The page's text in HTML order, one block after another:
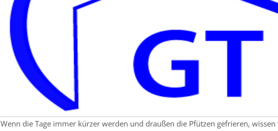
Wenn die Tage immer kürzer werden und draußen die Pfützen gefrieren,